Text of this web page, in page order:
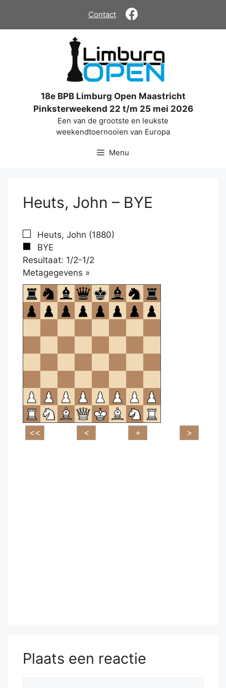
de
Contact
18e BPB Limburg Open Maastricht
Pinksterweekend 22 t/m 25 mei 2026
Een van de grootste en leukste
weekendtoernooien van Europa
Menu
Heuts, John – BYE
Heuts, John (1880)
BYE
Resultaat: 1/2-1/2
Metagegevens »
om
te
openen.
Plaats een reactie